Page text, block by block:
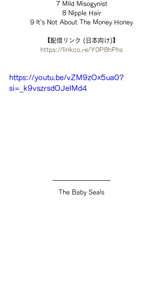
7 Mild Misogynist
8 Nipple Hair
9 It's Not About The Money Honey
【配信リンク (日本向け)】
https://linkco.re/Y0P8hPhs
https://youtu.be/vZM9zOx5ua0?
si=_k9vszrsdOJeIMd4
The Baby Seals